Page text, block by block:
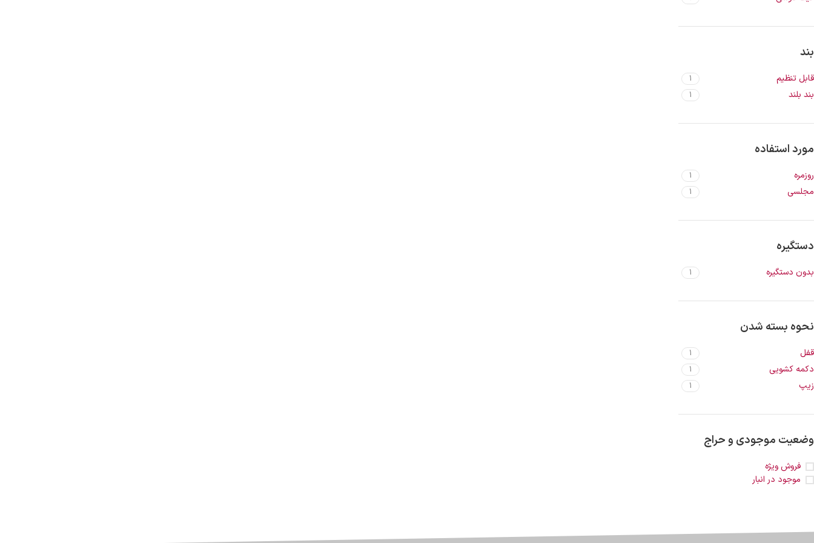
بند
قابل تنظیم 1
بند بلند 1
مورد استفاده
روزمره 1
مجلسی 1
دستگیره
بدون دستگیره 1
نحوه بسته شدن
قفل 1
دکمه کشویی 1
زیپ 1
وضعیت موجودی و حراج
فروش ویژه
موجود در انبار